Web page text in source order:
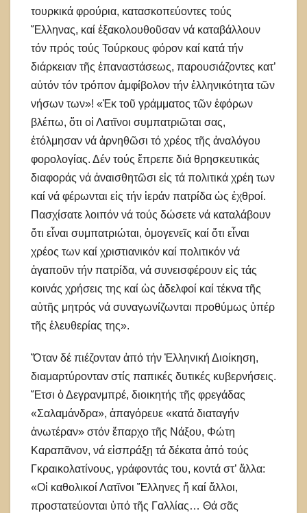
τουρκικά φρούρια, κατασκοπεύοντες τούς
Ἕλληνας, καί ἐξακολουθοῦσαν νά καταβάλλουν
τόν πρός τούς Τούρκους φόρον καί κατά τήν
διάρκειαν τῆς ἐπαναστάσεως, παρουσιάζοντες κατ’
αὐτόν τόν τρόπον ἀμφίβολον τήν ἑλληνικότητα τῶν
νήσων των»! «Ἐκ τοῦ γράμματος τῶν ἐφόρων
βλέπω, ὅτι οἱ Λατῖνοι συμπατριῶται σας,
ἐτόλμησαν νά ἀρνηθῶσι τό χρέος τῆς ἀναλόγου
φορολογίας. Δέν τούς ἔπρεπε διά θρησκευτικάς
διαφοράς νά ἀναισθητῶσι εἰς τά πολιτικά χρέη των
καί νά φέρωνται εἰς τήν ἱεράν πατρίδα ὡς ἐχθροί.
Πασχίσατε λοιπόν νά τούς δώσετε νά καταλάβουν
ὅτι εἶναι συμπατριώται, ὁμογενεῖς καί ὅτι εἶναι
χρέος των καί χριστιανικόν καί πολιτικόν νά
ἀγαποῦν τήν πατρίδα, νά συνεισφέρουν εἰς τάς
κοινάς χρήσεις της καί ὡς ἀδελφοί καί τέκνα τῆς
αὐτῆς μητρός νά συναγωνίζωνται προθύμως ὑπέρ
τῆς ἐλευθερίας της».
Ὅταν δέ πιέζονταν ἀπό τήν Ἑλληνική Διοίκηση,
διαμαρτύρονταν στίς παπικές δυτικές κυβερνήσεις.
Ἔτσι ὁ Δεγρανμπρέ, διοικητής τῆς φρεγάδας
«Σαλαμάνδρα», ἀπαγόρευε «κατά διαταγήν
ἀνωτέραν» στόν ἔπαρχο τῆς Νάξου, Φώτη
Καραπᾶνον, νά εἰσπράξῃ τά δέκατα ἀπό τούς
Γκραικολατίνους, γράφοντάς του, κοντά στ’ ἄλλα:
«Οἱ καθολικοί Λατῖνοι Ἕλληνες ἤ καί ἄλλοι,
προστατεύονται ὑπό τῆς Γαλλίας… Θά σᾶς